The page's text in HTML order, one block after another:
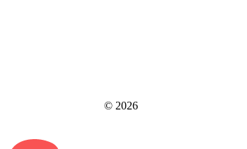
© 2026